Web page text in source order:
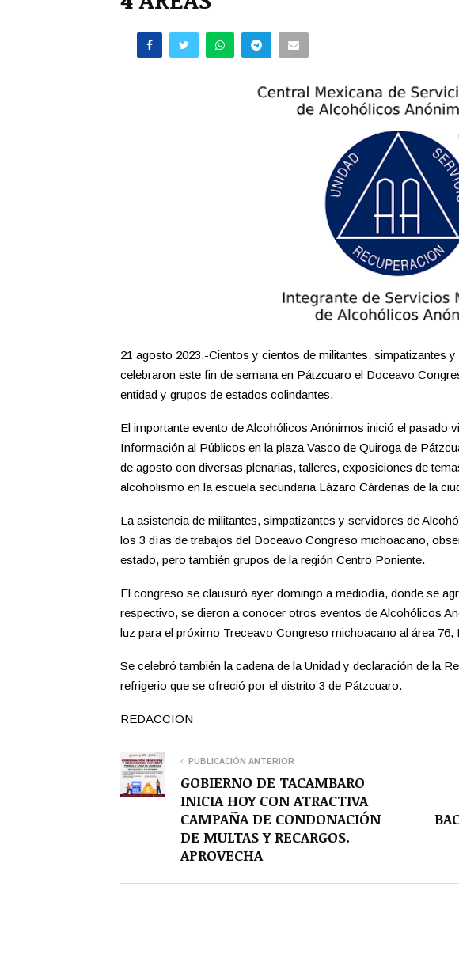
21 agosto 2023.-Cientos y cientos de militantes, simpatizantes
celebraron este fin de semana en Pátzcuaro el Doceavo
entidad y grupos de estados colindantes.
El importante evento de Alcohólicos Anónimos inició el pasado
Información al Públicos en la plaza Vasco de Quiroga de
de agosto con diversas plenarias, talleres, exposiciones de
alcoholismo en la escuela secundaria Lázaro Cárdenas de la
La asistencia de militantes, simpatizantes y servidores de
los 3 días de trabajos del Doceavo Congreso michoacano,
estado, pero también grupos de la región Centro Poniente.
El congreso se clausuró ayer domingo a mediodía, donde se
respectivo, se dieron a conocer otros eventos de Alcohólicos
luz para el próximo Treceavo Congreso michoacano al área 76,
Se celebró también la cadena de la Unidad y declaración de la
refrigerio que se ofreció por el distrito 3 de Pátzcuaro.
REDACCION
PUBLICACIÓN ANTERIOR
GOBIERNO DE TACAMBARO
INICIA HOY CON ATRACTIVA
CAMPAÑA DE CONDONACIÓN
DE MULTAS Y RECARGOS.
APROVECHA